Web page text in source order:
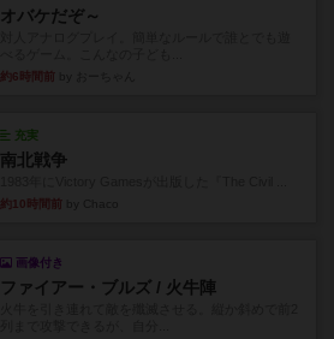
オバケだぞ～
約6時間前
充実
南北戦争
約10時間前
画像付き
ファイアー・ブルズ / 火牛陣